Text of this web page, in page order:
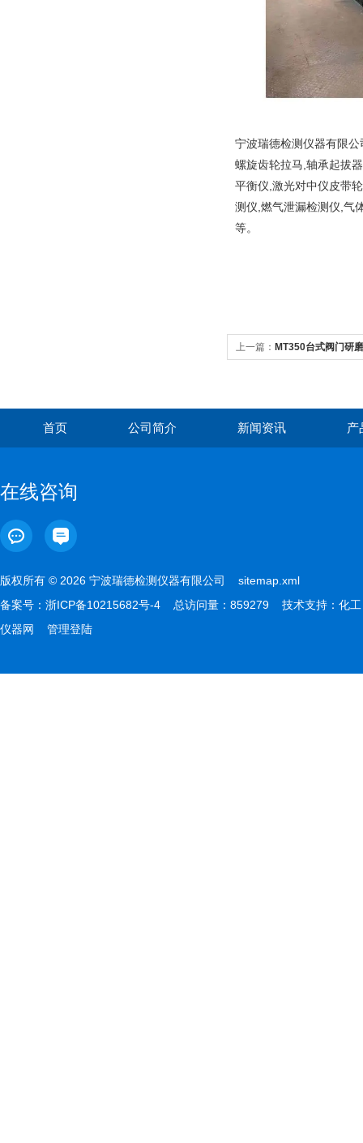
宁波瑞德检测仪器有限
螺旋齿轮拉马,轴承起拔
平衡仪,激光对中仪皮带
测仪,燃气泄漏检测仪,气
等。
上一篇： MT350台式阀门研
首页 公司简介 新闻资讯 产
在线咨询
版权所有 © 2026 宁波瑞德检测仪器有限公司 sitemap.xml
备案号： 浙ICP备10215682号-4 总访问量：859279 技术支持： 化工
仪器网
管理登陆